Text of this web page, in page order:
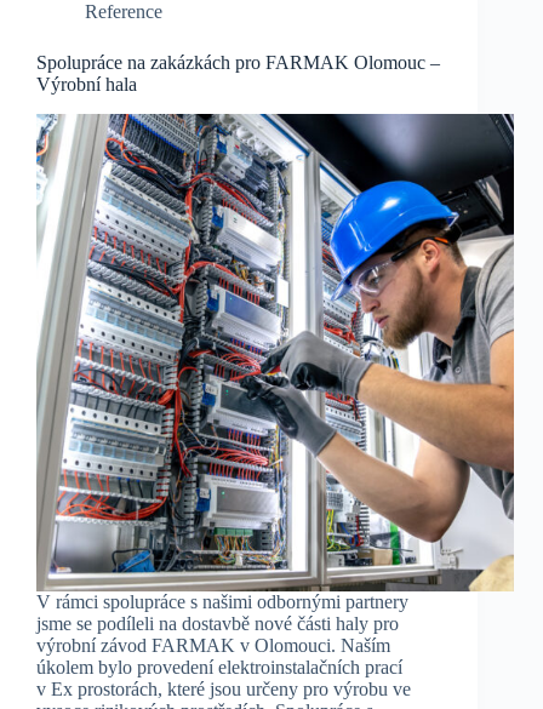
Reference
Spolupráce na zakázkách pro FARMAK Olomouc –
Výrobní hala
V rámci spolupráce s našimi odbornými partnery
jsme se podíleli na dostavbě nové části haly pro
výrobní závod FARMAK v Olomouci. Naším
úkolem bylo provedení elektroinstalačních prací
v Ex prostorách, které jsou určeny pro výrobu ve